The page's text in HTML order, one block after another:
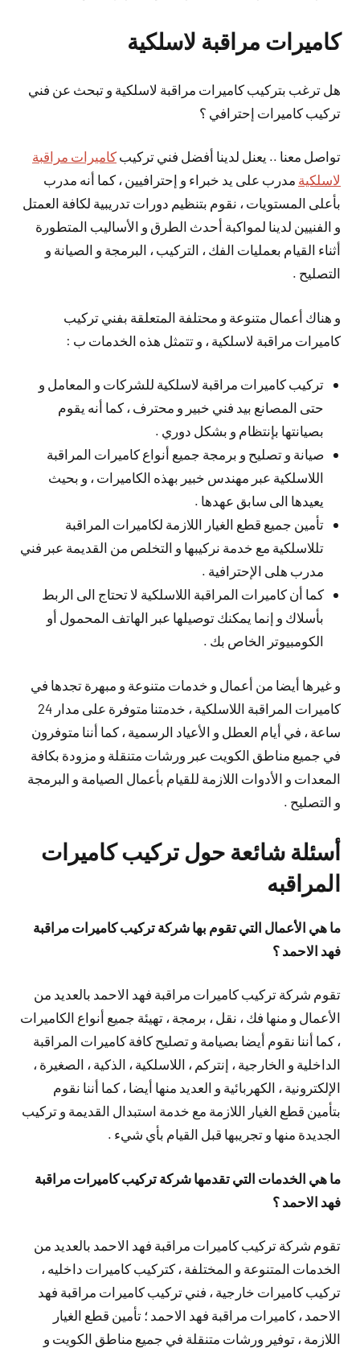
كاميرات مراقبة لاسلكية
هل ترغب بتركيب كاميرات مراقبة لاسلكية و تبحث عن فني
تركيب كاميرات إحترافي ؟
تواصل معنا .. يعنل لدينا أفضل فني تركيب كاميرات مراقبة
لاسلكية مدرب على يد خبراء و إحترافيين ، كما أنه مدرب
بأعلى المستويات ، نقوم بتنظيم دورات تدريبية لكافة العمتل
و الفنيين لدينا لمواكبة أحدث الطرق و الأساليب المتطورة
أثناء القيام بعمليات الفك ، التركيب ، البرمجة و الصيانة و
التصليح .
و هناك أعمال متنوعة و محتلفة المتعلقة بفني تركيب
كاميرات مراقبة لاسلكية ، و تتمثل هذه الخدمات ب :
تركيب كاميرات مراقبة لاسلكية للشركات و المعامل و
حتى المصانع بيد فني خبير و محترف ، كما أنه يقوم
بصيانتها بإنتظام و بشكل دوري .
صيانة و تصليح و برمجة جميع أنواع كاميرات المراقبة
اللاسلكية عبر مهندس خبير بهذه الكاميرات ، و بحيث
يعيدها الى سابق عهدها .
تأمين جميع قطع الغيار اللازمة لكاميرات المراقبة
تللاسلكية مع خدمة نركيبها و التخلص من القديمة عبر فني
مدرب هلى الإحترافية .
كما أن كاميرات المراقبة اللاسلكية لا تحتاج الى الربط
بأسلاك و إنما يمكنك توصيلها عبر الهاتف المحمول أو
الكومبيوتر الخاص بك .
و غيرها أيضا من أعمال و خدمات متنوعة و مبهرة تجدها في
كاميرات المراقبة اللاسلكية ، خدمتنا متوفرة على مدار 24
ساعة ، في أيام العطل و الأعياد الرسمية ، كما أننا متوفرون
في جميع مناطق الكويت عبر ورشات متنقلة و مزودة بكافة
المعدات و الأدوات اللازمة للقيام بأعمال الصيامة و البرمجة
و التصليح .
أسئلة شائعة حول تركيب كاميرات
المراقبه
ما هي الأعمال التي تقوم بها شركة تركيب كاميرات مراقبة
فهد الاحمد ؟
تقوم شركة تركيب كاميرات مراقبة فهد الاحمد بالعديد من
الأعمال و منها فك ، نقل ، برمجة ، تهيئة جميع أنواع الكاميرات
، كما أننا نقوم أيضا بصيامة و تصليح كافة كاميرات المراقبة
الداخلية و الخارجية ، إنتركم ، اللاسلكية ، الذكية ، الصغيرة ،
الإلكترونية ، الكهربائية و العديد منها أيضا ، كما أننا نقوم
بتأمين قطع الغيار اللازمة مع خدمة استبدال القديمة و تركيب
الجديدة منها و تجريبها قبل القيام بأي شيء .
ما هي الخدمات التي تقدمها شركة تركيب كاميرات مراقبة
فهد الاحمد ؟
تقوم شركة تركيب كاميرات مراقبة فهد الاحمد بالعديد من
الخدمات المتنوعة و المختلفة ، كتركيب كاميرات داخليه ،
تركيب كاميرات خارجية ، فني تركيب كاميرات مراقبة فهد
الاحمد ، كاميرات مراقبة فهد الاحمد ؛ تأمين قطع الغيار
اللازمة ، توفير ورشات متنقلة في جميع مناطق الكويت و